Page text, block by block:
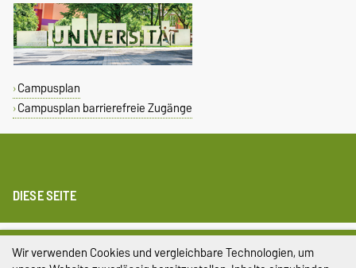
Campusplan
Campusplan barrierefreie Zugänge
DIESE SEITE
Impressum
Wir verwenden Cookies und vergleichbare Technologien, um